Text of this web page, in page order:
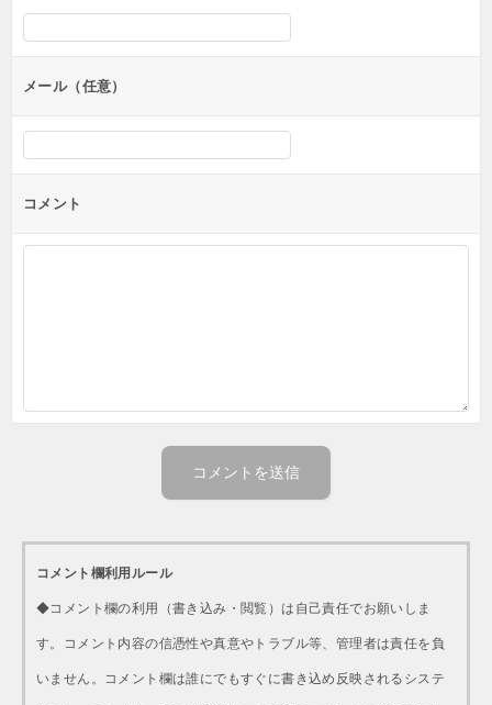
メール（任意）
コメント
コメント欄利用ルール
◆コメント欄の利用（書き込み・閲覧）は自己責任でお願いしま
す。コメント内容の信憑性や真意やトラブル等、管理者は責任を負
いません。コメント欄は誰にでもすぐに書き込め反映されるシステ